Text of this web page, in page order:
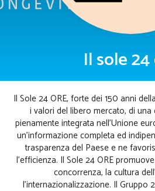
Il sole
Il Sole 24 ORE, forte dei 150 anni
i valori del libero mercato, di
pienamente integrata nell’Unione
un’informazione completa ed
trasparenza del Paese e ne
l’efficienza. Il Sole 24 ORE
concorrenza, la cultura
l’internazionalizzazione. Il Gruppo